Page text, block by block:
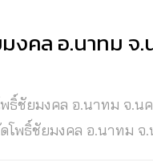
งคล อ.นาทม จ
.นครพนม หลวงปู่พัน ฐานกโร วัดโพ